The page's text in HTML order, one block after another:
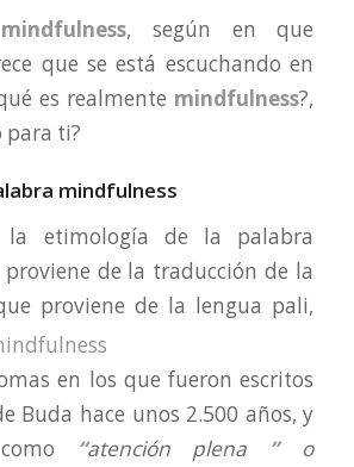
mindfulness, según en que
que se está escuchando en
es realmente mindfulness?,
para ti?
mindfulness
etimología de la palabra
proviene de la traducción de la
proviene de la lengua pali,
en los que fueron escritos
Buda hace unos 2.500 años, y
“atención plena ” o